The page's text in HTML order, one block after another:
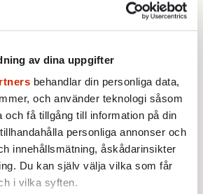
av dina uppgifter
behandlar din personliga data,
och använder teknologi såsom
och få tillgång till information på din
personliga annonser och
innehållsmätning, åskådarinsikter
Du kan själv välja vilka som får
i vilka syften.
sådär. Och det lustiga är ju
… du vet inte ett
Jag råkar faktiskt undervisa
University som heter
Så jag tror nog att
att uttala mig om